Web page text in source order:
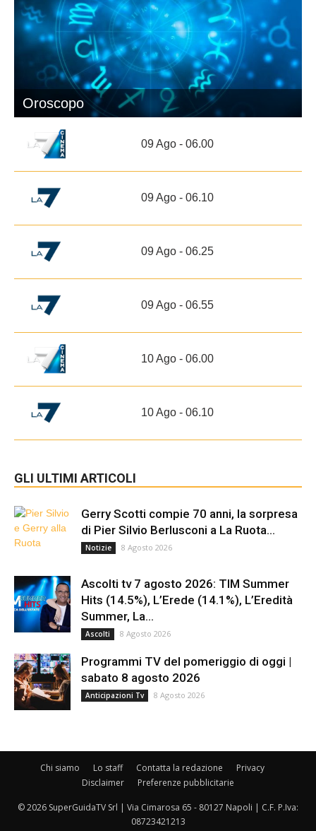
Oroscopo
09 Ago - 06.00
09 Ago - 06.10
09 Ago - 06.25
09 Ago - 06.55
10 Ago - 06.00
10 Ago - 06.10
GLI ULTIMI ARTICOLI
Gerry Scotti compie 70 anni, la sorpresa
di Pier Silvio Berlusconi a La Ruota...
Notizie 8 Agosto 2026
Ascolti tv 7 agosto 2026: TIM Summer
Hits (14.5%), L’Erede (14.1%), L’Eredità
Summer, La...
Ascolti 8 Agosto 2026
Programmi TV del pomeriggio di oggi |
sabato 8 agosto 2026
Anticipazioni Tv 8 Agosto 2026
Chi siamo Lo staff Contatta la redazione
Privacy
Disclaimer
Preferenze pubblicitarie
© 2026 SuperGuidaTV Srl | Via Cimarosa 65 - 80127 Napoli | C.F. P.Iva:
08723421213